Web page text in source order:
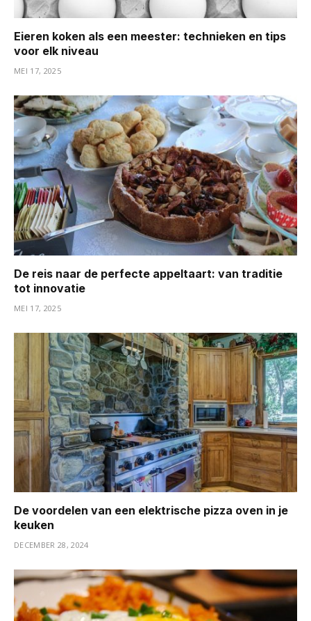
Eieren koken als een meester: technieken en tips
voor elk niveau
MEI 17, 2025
De reis naar de perfecte appeltaart: van traditie
tot innovatie
MEI 17, 2025
De voordelen van een elektrische pizza oven in je
keuken
DECEMBER 28, 2024